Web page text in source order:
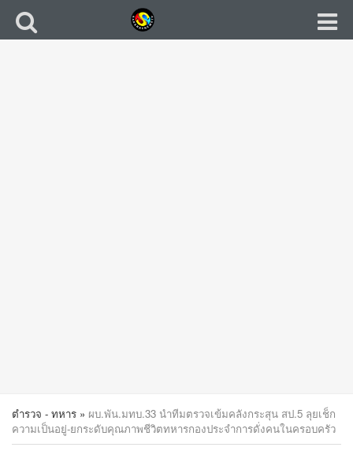
ตำรวจ - ทหาร » ผบ.พัน.มทบ.33 นำทีมตรวจเข้มคลังกระสุน สป.5 ลุยเช็ก
ความเป็นอยู่-ยกระดับคุณภาพชีวิตทหารกองประจำการดั่งคนในครอบครัว